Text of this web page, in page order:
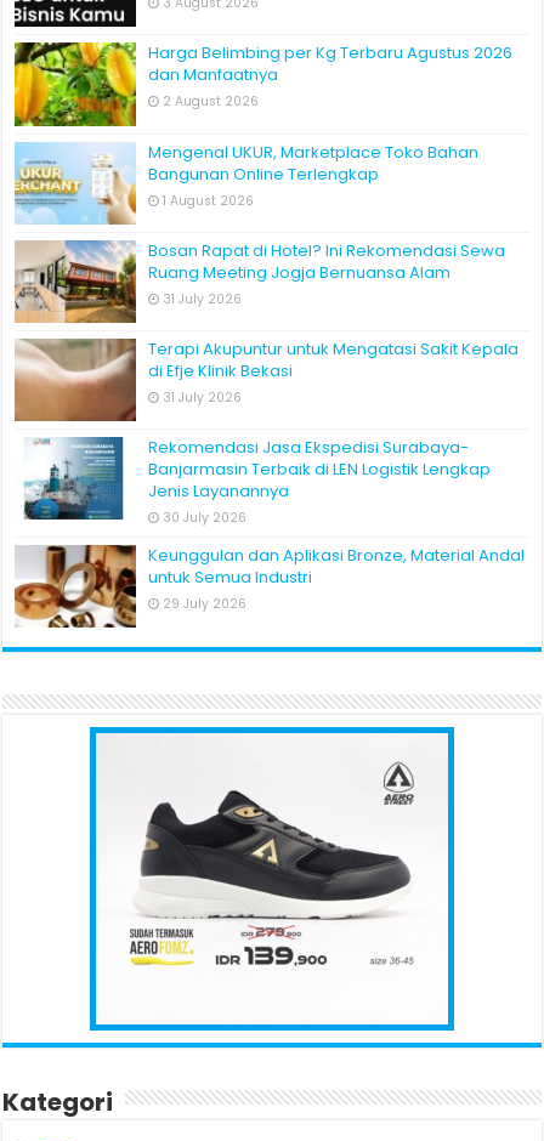
Harga Belimbing per Kg Terbaru Agustus 2026
dan Manfaatnya
2 August 2026
Mengenal UKUR, Marketplace Toko Bahan
Bangunan Online Terlengkap
1 August 2026
Bosan Rapat di Hotel? Ini Rekomendasi Sewa
Ruang Meeting Jogja Bernuansa Alam
31 July 2026
Terapi Akupuntur untuk Mengatasi Sakit Kepala
di Efje Klinik Bekasi
31 July 2026
Rekomendasi Jasa Ekspedisi Surabaya-
Banjarmasin Terbaik di LEN Logistik Lengkap
Jenis Layanannya
30 July 2026
Keunggulan dan Aplikasi Bronze, Material Andal
untuk Semua Industri
29 July 2026
Kategori